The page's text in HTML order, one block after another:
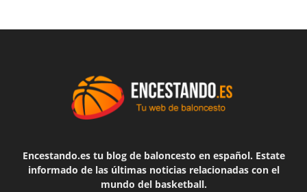
Encestando.es tu blog de baloncesto en español. Estate
informado de las últimas noticias relacionadas con el
mundo del basketball.